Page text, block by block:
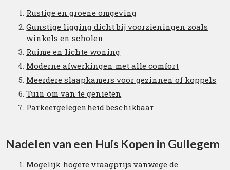
Rustige en groene omgeving
Gunstige ligging dicht bij voorzieningen zoals
winkels en scholen
Ruime en lichte woning
Moderne afwerkingen met alle comfort
Meerdere slaapkamers voor gezinnen of koppels
Tuin om van te genieten
Parkeergelegenheid beschikbaar
Nadelen van een Huis Kopen in Gullegem
Mogelijk hogere vraagprijs vanwege de